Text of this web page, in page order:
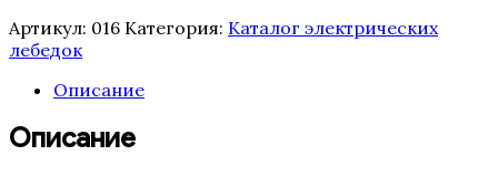
Артикул: 016 Категория: Каталог электрических
лебедок
Описание
Описание